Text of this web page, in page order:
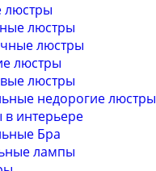
люстры
люстры
люстры
люстры
люстры
недорогие люстры
интерьере
Бра
лампы